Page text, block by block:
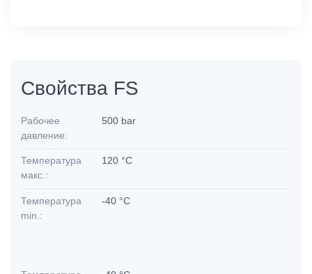
Свойства FS
Рабочее
давление:
500 bar
Температура
макс.:
120 °C
Температура
min.:
-40 °C